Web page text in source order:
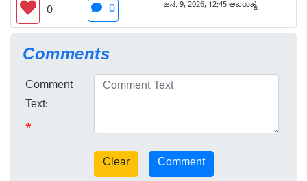
0 0 ಜನ. 9, 2026, 12:45 ಅಪರಾಹ್ನ
Comments
Comment
Text:
*